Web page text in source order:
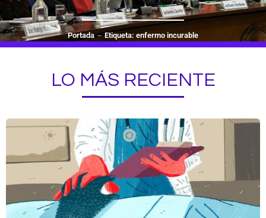
Portada Etiqueta: enfermo incurable
LO MÁS RECIENTE